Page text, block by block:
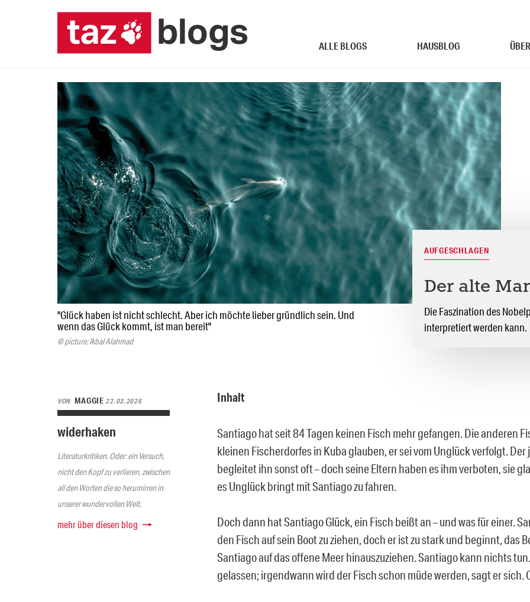
ALLE BLOGS HAUSBLOG
"Glück haben ist nicht schlecht. Aber ich möchte lieber gründlich sein. Und
wenn das Glück kommt, ist man bereit"
© picture: Ikbal Alahmad
AUFGESCHLAGEN
Der alte
Die Faszination des
interpretiert werden kann.
VON MAGGIE 22.03.2026
widerhaken
Literaturkritiken. Oder: ein Versuch,
nicht den Kopf zu verlieren, zwischen
all den Worten die so herumirren in
unserer wundervollen Welt.
mehr über diesen blog
Inhalt
Santiago hat seit 84 Tagen keinen Fisch mehr gefangen. Die anderen
kleinen Fischerdorfes in Kuba glauben, er sei vom Unglück verfolgt. Der
begleitet ihn sonst oft – doch seine Eltern haben es ihm verboten, sie
es Unglück bringt mit Santiago zu fahren.
Doch dann hat Santiago Glück, ein Fisch beißt an – und was für einer.
den Fisch auf sein Boot zu ziehen, doch er ist zu stark und beginnt, das
Santiago auf das offene Meer hinauszuziehen. Santiago kann nichts
gelassen; irgendwann wird der Fisch schon müde werden, sagt er sich.